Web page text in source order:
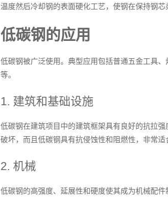
温度然后冷却钢的表面硬化工艺，使钢在保持钢芯
低碳钢的应用
低碳钢被广泛使用。典型应用包括普通五金工具
等。
1. 建筑和基础设施
低碳钢在建筑项目中的建筑框架具有良好的抗拉
破坏，而且低碳钢具有抗侵蚀性和阻燃性，非常适
2. 机械
低碳钢的高强度、延展性和硬度使其成为机械配